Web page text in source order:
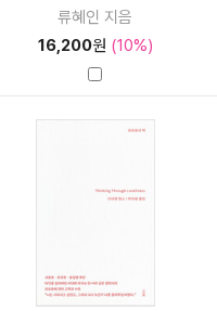
류혜인 지음
16,200원 (10%)